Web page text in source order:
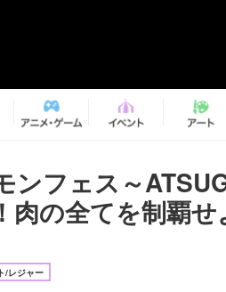
ンフェス～
肉の全てを制覇せ
/レジャー